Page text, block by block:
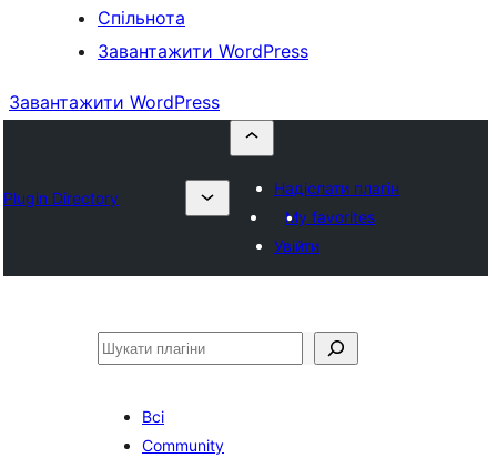
Спільнота
Завантажити WordPress
Завантажити WordPress
Plugin Directory
Надіслати плагін
My favorites
Увійти
Пошук
Всі
Community